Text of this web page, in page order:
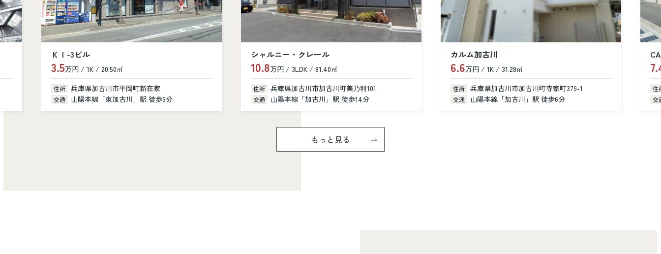
シャルニー・クレール
10.8万円 / 3LDK / 81.40㎡
住所 兵庫県加古川市加古川町美乃利101
交通 山陽本線「加古川」駅 徒歩14分
カルム加古川
6.6万円 / 1K / 31.28㎡
住所 兵庫県加古川市加古川町寺家町379-1
交通 山陽本線「加古川」駅 徒歩6分
CASA dear
7.4万円 / 2LDK / 52.90㎡
住所 兵庫県加古川市尾上町池田
交通 山陽電鉄本線「浜の宮」駅 徒歩14分
8
住
交
もっと見る